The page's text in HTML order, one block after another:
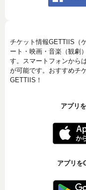
チケット情報GETTIIS（
ート・映画・音楽（観劇
す。スマートフォンから
が可能です。おすすめチ
GETTIIS！
アプリ
アプリを